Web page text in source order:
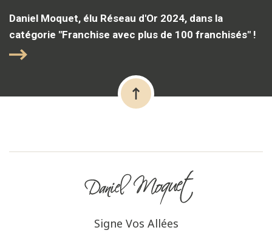
Daniel Moquet, élu Réseau d'Or 2024, dans la
catégorie "Franchise avec plus de 100 franchisés" !
Signe Vos Allées